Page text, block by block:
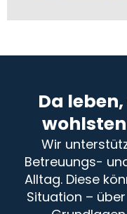
Da
Wir
Betreuungs-
Alltag. Diese
Situation –